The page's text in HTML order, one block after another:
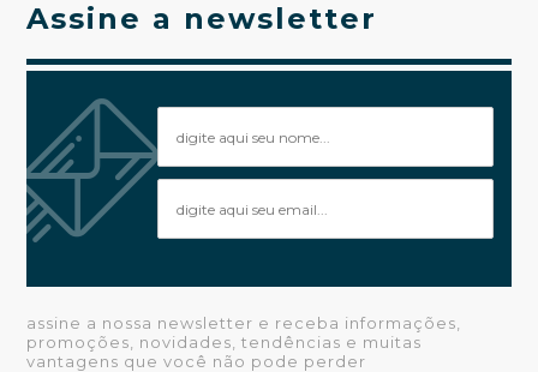
Assine a newsletter
assine a nossa newsletter e receba informações,
promoções, novidades, tendências e muitas
vantagens que você não pode perder